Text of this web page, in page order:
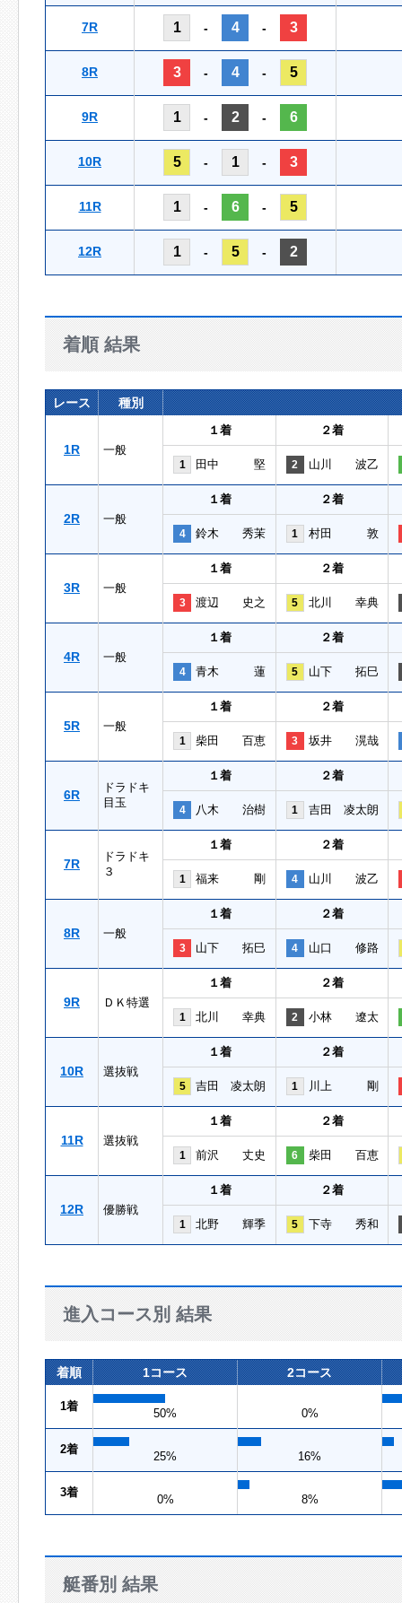
7R 1 - 4 - 3
8R 3 - 4 - 5
9R 1 - 2 - 6
10R 5 - 1 - 3
11R 1 - 6 - 5
12R 1 - 5 - 2
着順 結果
レース 種別
1R 一般
１着 ２着
1 田中 堅 2 山川 波乙
2R 一般
１着 ２着
4 鈴木 秀茉 1 村田 敦
3R 一般
１着 ２着
3 渡辺 史之 5 北川 幸典
4R 一般
１着 ２着
4 青木 蓮 5 山下 拓巳
5R 一般
１着 ２着
1 柴田 百恵 3 坂井 滉哉
6R
ドラドキ
目玉
１着 ２着
4 八木 治樹 1 吉田 凌太朗
7R
ドラドキ
３
１着 ２着
1 福来 剛 4 山川 波乙
8R 一般
１着 ２着
3 山下 拓巳 4 山口 修路
9R ＤＫ特選
１着 ２着
1 北川 幸典 2 小林 遼太
10R 選抜戦
１着 ２着
5 吉田 凌太朗 1 川上 剛
11R 選抜戦
１着 ２着
1 前沢 丈史 6 柴田 百恵
12R 優勝戦
１着 ２着
1 北野 輝季 5 下寺 秀和
進入コース別 結果
着順 1コース 2コース
1着
50% 0%
2着
25% 16%
3着
0% 8%
艇番別 結果